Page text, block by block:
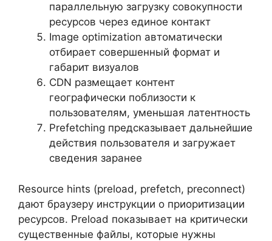
параллельную загрузку совокупности
ресурсов через единое контакт
Image optimization автоматически
отбирает совершенный формат и
габарит визуалов
CDN размещает контент
географически поблизости к
пользователям, уменьшая латентность
Prefetching предсказывает дальнейшие
действия пользователя и загружает
сведения заранее
Resource hints (preload, prefetch, preconnect)
дают браузеру инструкции о приоритизации
ресурсов. Preload показывает на критически
существенные файлы, которые нужны